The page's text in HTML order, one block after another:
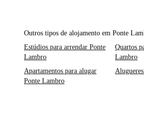
Outros tipos de alojamento em Ponte
Estúdios para arrendar Ponte
Lambro
Quartos
Lambro
Apartamentos para alugar
Ponte Lambro